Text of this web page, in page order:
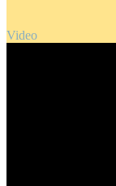
Video